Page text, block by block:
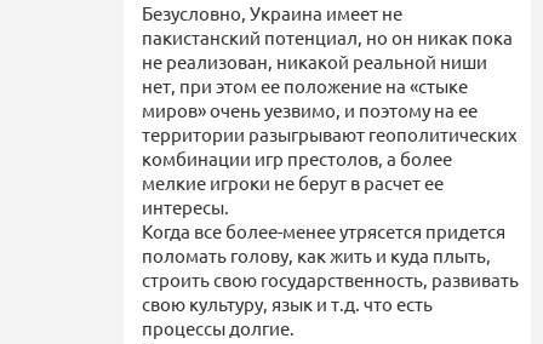
Безусловно, Украина имеет не
пакистанский потенциал, но он никак пока
не реализован, никакой реальной ниши
нет, при этом ее положение на «стыке
миров» очень уезвимо, и поэтому на ее
территории разыгрывают геополитических
комбинации игр престолов, а более
мелкие игроки не берут в расчет ее
интересы.
Когда все более-менее утрясется придется
поломать голову, как жить и куда плыть,
строить свою государственность, развивать
свою культуру, язык и т.д. что есть
процессы долгие.